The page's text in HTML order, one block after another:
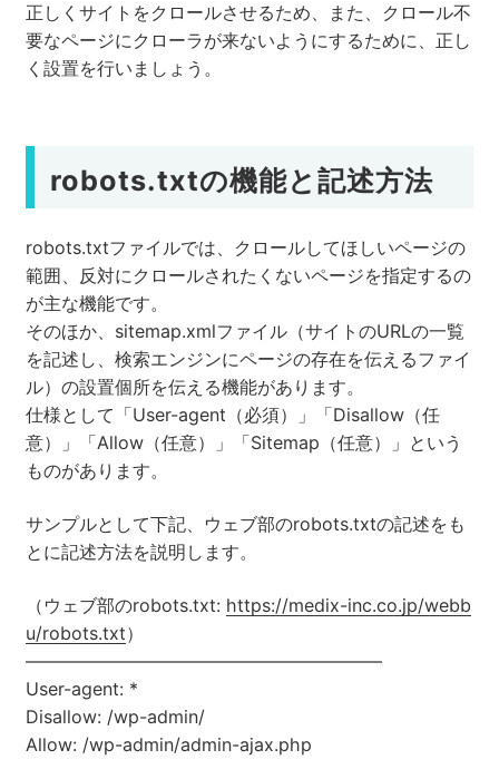
正しくサイトをクロールさせるため、また、クロール不
要なページにクローラが来ないようにするために、正し
く設置を行いましょう。
robots.txtの機能と記述方法
robots.txtファイルでは、クロールしてほしいページの
範囲、反対にクロールされたくないページを指定するの
が主な機能です。
そのほか、sitemap.xmlファイル（サイトのURLの一覧
を記述し、検索エンジンにページの存在を伝えるファイ
ル）の設置個所を伝える機能があります。
仕様として「User-agent（必須）」「Disallow（任
意）」「Allow（任意）」「Sitemap（任意）」という
ものがあります。
サンプルとして下記、ウェブ部のrobots.txtの記述をも
とに記述方法を説明します。
（ウェブ部のrobots.txt: https://medix-inc.co.jp/webb
u/robots.txt）
————————————————————
User-agent: *
Disallow: /wp-admin/
Allow: /wp-admin/admin-ajax.php